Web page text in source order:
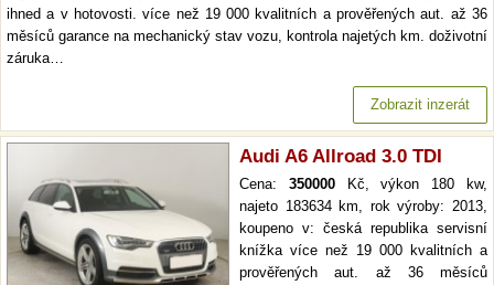
ihned a v hotovosti. více než 19 000 kvalitních a prověřených aut. až 36
měsíců garance na mechanický stav vozu, kontrola najetých km. doživotní
záruka…
Zobrazit inzerát
Audi A6 Allroad 3.0 TDI
Cena: 350000Kč, výkon 180 kw,
najeto 183634 km, rok výroby: 2013,
koupeno v: česká republika servisní
knížka více než 19 000 kvalitních a
prověřených aut. až 36 měsíců